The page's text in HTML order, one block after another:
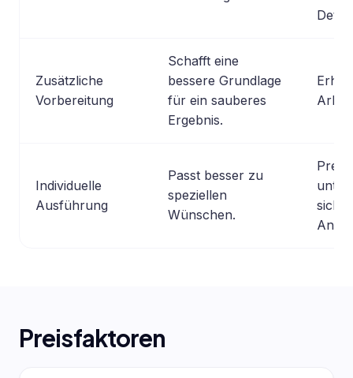
Zusätzliche
Vorbereitung
Schafft eine
bessere Grundlage
für ein sauberes
Ergebnis.
Individuelle
Ausführung
Passt besser zu
speziellen
Wünschen.
Preise
sich
Preisfaktoren